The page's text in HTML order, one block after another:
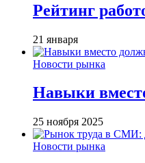
Рейтинг
21 января
Новости рынка
Навыки
25 ноября 2025
Новости рынка